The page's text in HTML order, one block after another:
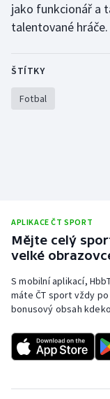
Plavání
Sportovní střelba
Stolní tenis
Triatlon
Vodní slalom
Volejbal
jako funkcionář a
talentované hráče.
ŠTÍTKY
Fotbal
APLIKACE ČT SPORT
Mějte celý
velké
S mobilní aplikací,
máte ČT sport vždy
bonusový obsah